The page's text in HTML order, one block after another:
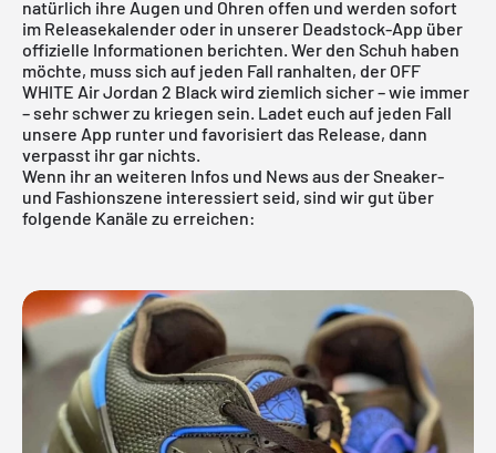
natürlich ihre Augen und Ohren offen und werden sofort
im Releasekalender oder in unserer Deadstock-App über
offizielle Informationen berichten. Wer den Schuh haben
möchte, muss sich auf jeden Fall ranhalten, der OFF
WHITE Air Jordan 2 Black wird ziemlich sicher – wie immer
– sehr schwer zu kriegen sein. Ladet euch auf jeden Fall
unsere App runter und favorisiert das Release, dann
verpasst ihr gar nichts.
Wenn ihr an weiteren Infos und News aus der Sneaker-
und Fashionszene interessiert seid, sind wir gut über
folgende Kanäle zu erreichen: